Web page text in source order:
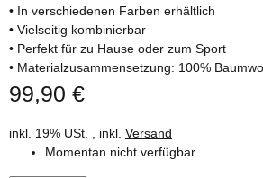
• In verschiedenen Farben erhältlich
• Vielseitig kombinierbar
• Perfekt für zu Hause oder zum Sport
• Materialzusammensetzung: 100%
99,90 €
inkl. 19% USt. , inkl. Versand
Momentan nicht verfügbar